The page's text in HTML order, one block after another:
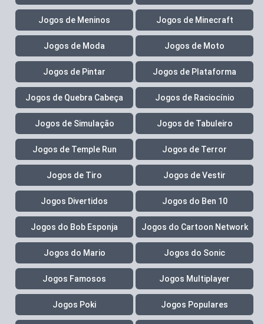
Jogos de Meninos Jogos de Minecraft
Jogos de Moda Jogos de Moto
Jogos de Pintar Jogos de Plataforma
Jogos de Quebra Cabeça Jogos de Raciocínio
Jogos de Simulação Jogos de Tabuleiro
Jogos de Temple Run Jogos de Terror
Jogos de Tiro Jogos de Vestir
Jogos Divertidos Jogos do Ben 10
Jogos do Bob Esponja Jogos do Cartoon Network
Jogos do Mario Jogos do Sonic
Jogos Famosos Jogos Multiplayer
Jogos Poki Jogos Populares